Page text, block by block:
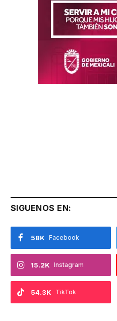
SIGUENOS EN:
Facebook
58K
Instagram
15.2K
TikTok
54.3K